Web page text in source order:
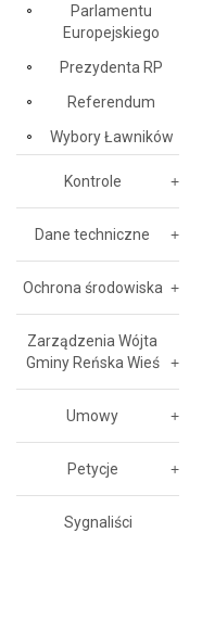
Parlamentu
Europejskiego
Prezydenta RP
Referendum
Wybory Ławników
Kontrole
Dane techniczne
Ochrona środowiska
Zarządzenia Wójta
Gminy Reńska Wieś
Umowy
Petycje
Sygnaliści